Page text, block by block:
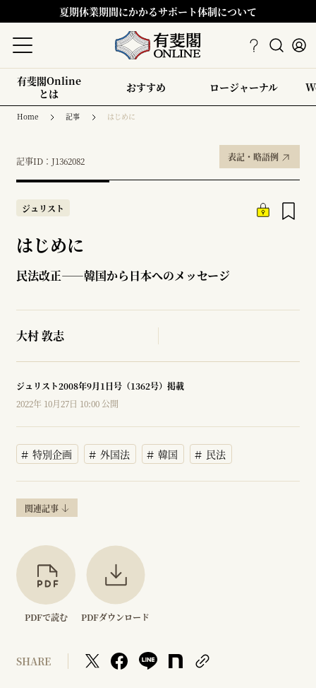
夏期休業期間にかかるサポート体制について
有斐閣Online
とは
おすすめ ロージャーナル
Home 記事 はじめに
記事ID：J1362082 表記・略語例
ジュリスト
はじめに
民法改正――韓国から日本へのメッセージ
大村 敦志
ジュリスト2008年9月1日号（1362号）掲載
2022年 10月27日 10:00 公開
特別企画 外国法 韓国 民法
関連記事
PDFで読む PDFダウンロード
SHARE